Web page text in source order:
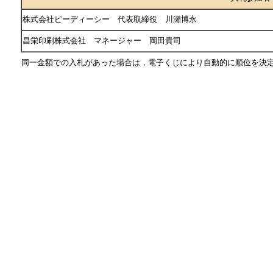
株式会社ピーディーシー 代表取締役 川瀬博永
昌栄印刷株式会社 マネージャー 岡田貴司
同一金額での入札があった場合は，電子くじにより自動的に順位を決